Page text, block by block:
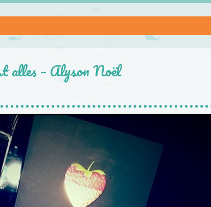
alles – Alyson Noël